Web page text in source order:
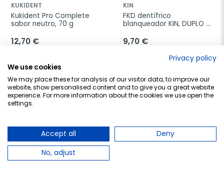
KUKIDENT
Kukident Pro Complete
sabor neutro, 70 g
12,70 €
Añadir al carrito
KIN
FKD dentífrico
blanqueador KIN, DUPLO
9,70 €
Añadir al carrito
Privacy policy
We use cookies
We may place these for analysis of our visitor data, to improve our
website, show personalised content and to give you a great website
experience. For more information about the cookies we use open the
settings.
Accept all
Deny
No, adjust